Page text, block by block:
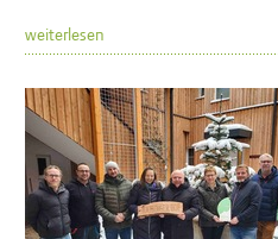
weiterlesen